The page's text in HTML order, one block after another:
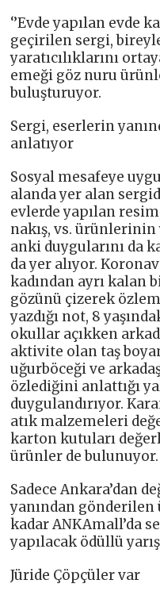
‘’Evde yapılan evde
geçirilen sergi,
yaratıcılıklarını
emeği göz nuru
buluşturuyor.
Sergi, eserlerin
anlatıyor
Sosyal mesafeye
alanda yer alan
evlerde yapılan
nakış, vs. ürünlerinin
anki duygularını da
da yer alıyor.
kadından ayrı kalan
gözünü çizerek
yazdığı not, 8
okullar açıkken
aktivite olan taş
uğurböceği ve
özlediğini anlattığı
duygulandırıyor.
atık malzemeleri
karton kutuları
ürünler de bulunuyor.
Sadece Ankara’dan
yanından gönderilen
kadar ANKAmall’da
yapılacak ödüllü
Jüride Çöpçüler var